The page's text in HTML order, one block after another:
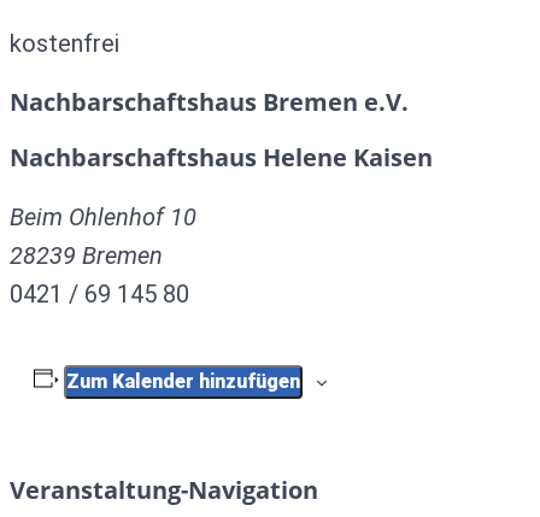
kostenfrei
Nachbarschaftshaus Bremen e.V.
Nachbarschaftshaus Helene Kaisen
Beim Ohlenhof 10
28239 Bremen
0421 / 69 145 80
Zum Kalender hinzufügen
Veranstaltung-Navigation